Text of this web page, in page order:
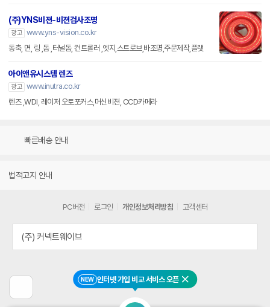
NEW 인터넷 가입 비교 서비스 오픈 닫기
(주)YNS비젼-비젼검사조명
광고 www.yns-vision.co.kr
동축, 면, 링 ,돔 ,터널돔, 컨트롤러 ,엣지,스트로브,바조명,주문제작,플랫
아이앤유시스템 렌즈
광고 www.inutra.co.kr
렌즈 ,WDI, 레이저 오토포커스,머신비젼, CCD카메라
빠른배송 안내
법적고지 안내
전
PC버전 로그인 개인정보처리방침 고객센터
(주) 커넥트웨이브